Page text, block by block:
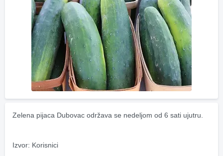
Zelena pijaca Dubovac održava se nedeljom od 6 sati ujutru.
Izvor: Korisnici